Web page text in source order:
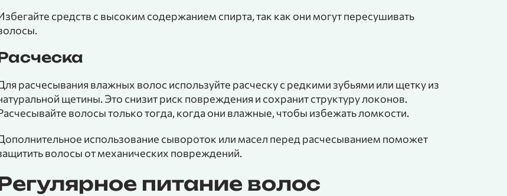
средств с высоким содержанием спирта, так как они могут пересушивать
расчесывания влажных волос используйте расческу с редкими зубьями или щетку из
щетины. Это снизит риск повреждения и сохранит структуру локонов.
волосы только тогда, когда они влажные, чтобы избежать ломкости.
использование сывороток или масел перед расчесыванием поможет
волосы от механических повреждений.
питание волос